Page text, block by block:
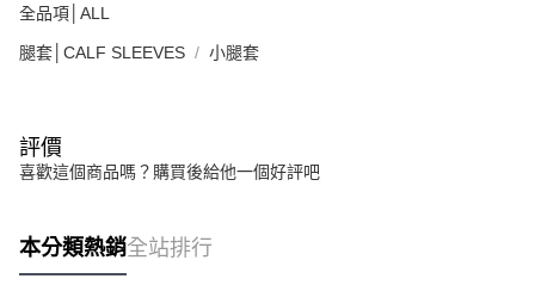
全品項│ALL
腿套│CALF SLEEVES 小腿套
評價
喜歡這個商品嗎？購買後給他一個好評吧
本分類熱銷全站排行